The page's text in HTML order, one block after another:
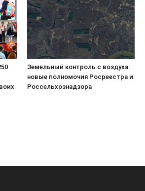
Земельный контроль с воздуха:
новые полномочия Росреестра и
Россельхознадзора